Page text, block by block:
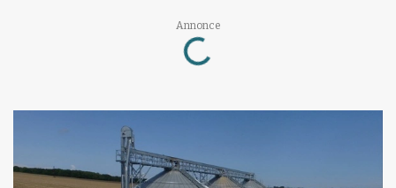
Annonce
Loading...